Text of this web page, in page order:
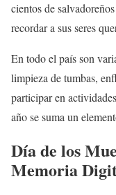
cientos de
recordar a sus seres
En todo el país son
limpieza de tumbas,
participar en
año se suma un
Día de los
Memoria